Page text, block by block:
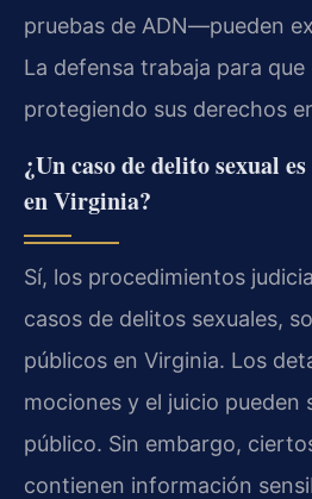
pruebas de ADN—pueden
La defensa trabaja para
protegiendo sus derechos
¿Un caso de delito sexual
en Virginia?
Sí, los procedimientos
casos de delitos sexuales,
públicos en Virginia. Los
mociones y el juicio pueden
público. Sin embargo,
contienen información